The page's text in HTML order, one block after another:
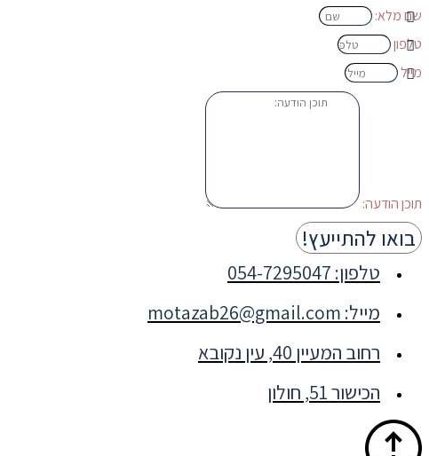
שם מלא:
טלפון
מייל
תוכן הודעה:
בואו להתייעץ!
טלפון: 054-7295047
מייל: motazab26@gmail.com
רחוב המעיין 40, עין נקובא
הכישור 51, חולון